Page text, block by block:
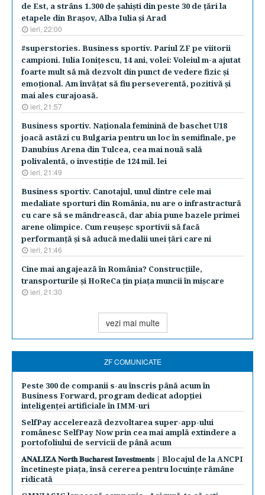
de Est, a strâns 1.300 de şahişti din peste 30 de ţări la
etapele din Braşov, Alba Iulia şi Arad
ieri, 22:00
#superstories. Business sportiv. Pariul ZF pe viitorii
campioni. Iulia Ioniţescu, 14 ani, volei: Voleiul m-a ajutat
foarte mult să mă dezvolt din punct de vedere fizic şi
emoţional. Am învăţat să fiu perseverentă, pozitivă şi
mai ales curajoasă.
ieri, 21:57
Business sportiv. Naţionala feminină de baschet U18
joacă astăzi cu Bulgaria pentru un loc în semifinale, pe
Danubius Arena din Tulcea, cea mai nouă sală
polivalentă, o investiţie de 124 mil. lei
ieri, 21:49
Business sportiv. Canotajul, unul dintre cele mai
medaliate sporturi din România, nu are o infrastractură
cu care să se mândrească, dar abia pune bazele primei
arene olimpice. Cum reuşeşc sportivii să facă
performanţă şi să aducă medalii unei ţări care ni
ieri, 21:46
Cine mai angajează în România? Construcţiile,
transporturile şi HoReCa ţin piaţa muncii în mişcare
ieri, 21:30
vezi mai multe
ZF COMUNICATE
Peste 300 de companii s-au înscris până acum în
Business Forward, program dedicat adopției
inteligenței artificiale în IMM-uri
SelfPay accelerează dezvoltarea super-app-ului
românesc SelfPay Now prin cea mai amplă extindere a
portofoliului de servicii de până acum
𝐀𝐍𝐀𝐋𝐈𝐙𝐀 𝐍𝐨𝐫𝐭𝐡 𝐁𝐮𝐜𝐡𝐚𝐫𝐞𝐬𝐭 𝐈𝐧𝐯𝐞𝐬𝐭𝐦𝐞𝐧𝐭𝐬 | Blocajul de la ANCPI
încetinește piața, însă cererea pentru locuințe rămâne
ridicată